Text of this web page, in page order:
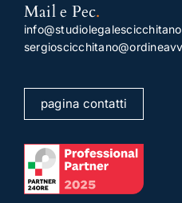
Mail e Pec.
pagina contatti